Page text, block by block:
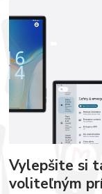
Vylepšite si
voliteľným